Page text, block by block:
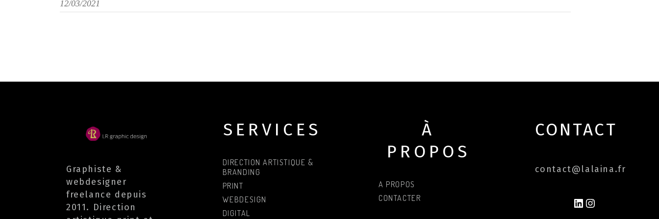
12/03/2021
Graphiste &
webdesigner
freelance depuis
2011. Direction
SERVICES
DIRECTION ARTISTIQUE &
BRANDING
PRINT
WEBDESIGN
DIGITAL
À
PROPOS
A PROPOS
CONTACTER
CONTACT
contact@lalaina.fr
LINKEDIN
INSTAGRAM